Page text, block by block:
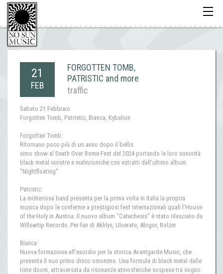
Toggle
21
FEB
FORGOTTEN TOMB,
PATRISTIC and more
traffic
Sabato 21 Febbraio
Forgotten Tomb, Patristic, Bianca, Kybalion
Forgotten Tomb:
Ritornano poco più di un anno dopo il bellis
simo show al Death Over Rome Fest del 2024 portando le loro sonorità
black metal sinistre e malinconiche con estratti dall’ultimo album
“Nightfloating”
Patristic:
La misteriosa band presenta per la prima volta in Italia la propria
musica dopo le conferme a prestigiosi fest internazionali quali l’House
of the Holy in Austria. Il nuovo album “Catechesis” è stato rilasciato da
Willowtip Records. Per fan di Akhlys, Ulcerate, Abigor, Bolzer
Bianca:
Nuova formazione all’esordio per la storica Avantgarde Music, che
presenta il suo primo disco omonimo. Una formula di black metal dalle
tinte doom, attraversata da risonanze atmosferiche sospese tra sogno